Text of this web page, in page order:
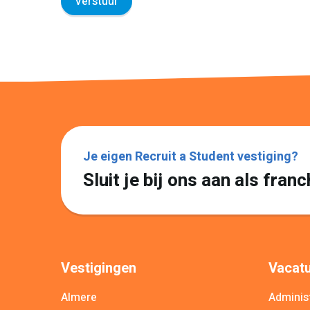
Je eigen Recruit a Student vestiging?
Sluit je bij ons aan als
Vestigingen
Almere